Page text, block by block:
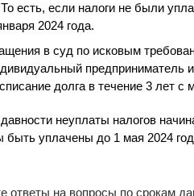
есть, если налоги не были
2024 года.
в суд по исковым
предприниматель
долга в течение 3 лет с
неуплаты налогов
уплачены до 1 мая 2024
ответы на вопросы по срокам